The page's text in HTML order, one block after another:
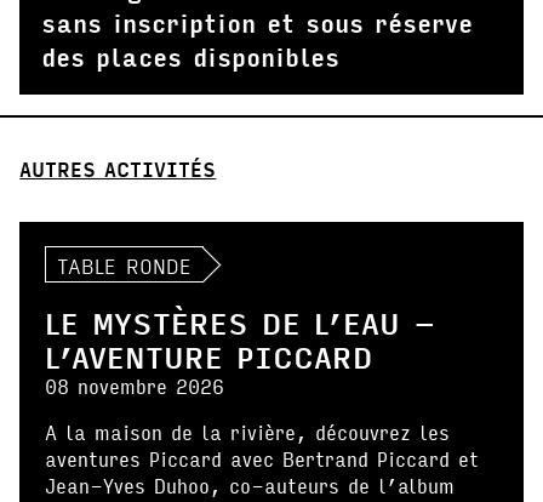
sans inscription et sous réserve
des places disponibles
AUTRES ACTIVITÉS
TABLE RONDE
LE MYSTÈRES DE L’EAU –
L’AVENTURE PICCARD
08 novembre 2026
A la maison de la rivière, découvrez les
aventures Piccard avec Bertrand Piccard et
Jean-Yves Duhoo, co-auteurs de l’album